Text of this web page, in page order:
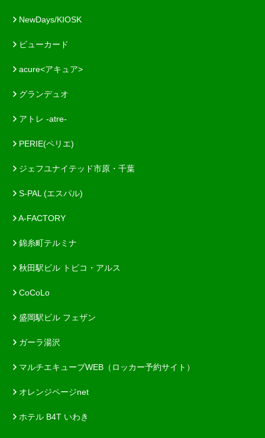
NewDays/KIOSK
ビューカード
acure<アキュア>
グランデュオ
アトレ -atre-
PERIE(ペリエ)
ジェフユナイテッド市原・千葉
S-PAL (エスパル)
A-FACTORY
錦糸町テルミナ
秋田駅ビル トピコ・アルス
CoCoLo
盛岡駅ビル フェザン
ガーラ湯沢
マルチエキューブWEB（ロッカー予約サイト）
オレンジページnet
ホテル B4T いわき